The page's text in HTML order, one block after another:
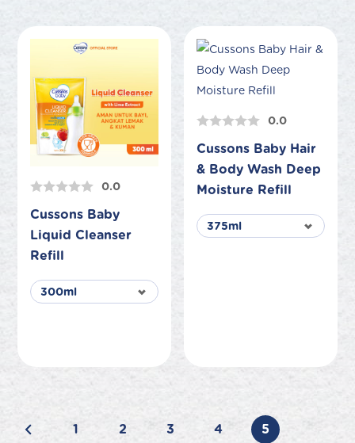
0.0
Cussons Baby
Liquid Cleanser
Refill
0.0
Cussons Baby Hair
& Body Wash Deep
Moisture Refill
1 2 3 4
5